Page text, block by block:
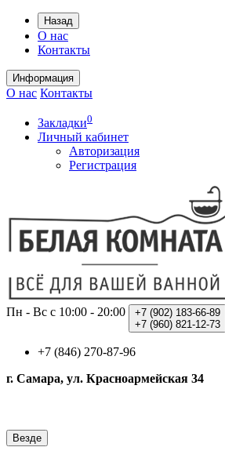
Назад
О нас
Контакты
Информация
О нас Контакты
Закладки0
Личный кабинет
Авторизация
Регистрация
Пн - Вс с 10:00 - 20:00 +7 (902) 183-66-89
+7 (960) 821-12-73
+7 (846) 270-87-96
г. Самара, ул. Красноармейская 34
Везде